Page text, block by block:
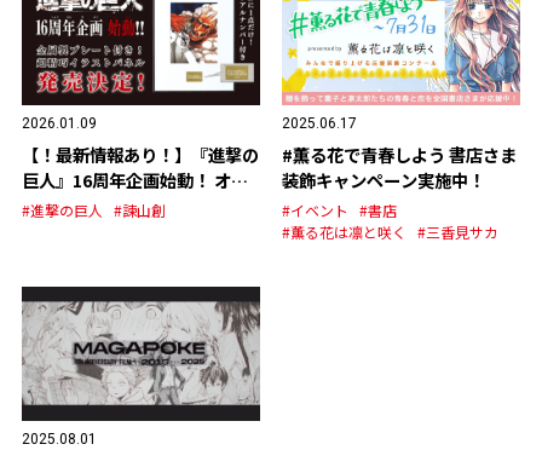
2026.01.09
【！最新情報あり！】『進撃の
巨人』16周年企画始動！ オリ
ジナルグッズの発売が決定！
#進撃の巨人 #諫山創
2025.06.17
#薫る花で青春しよう 書店さま
装飾キャンペーン実施中！
#イベント
#書店
#薫る花は凛と咲く
#三香見サカ
2025.08.01